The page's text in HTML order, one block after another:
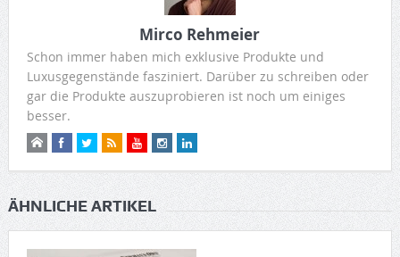
Mirco Rehmeier
Schon immer haben mich exklusive Produkte und
Luxusgegenstände fasziniert. Darüber zu schreiben oder
gar die Produkte auszuprobieren ist noch um einiges
besser.
ÄHNLICHE ARTIKEL